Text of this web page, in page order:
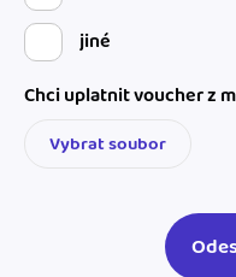
jiné
Chci uplatnit voucher z
Vybrat soubor